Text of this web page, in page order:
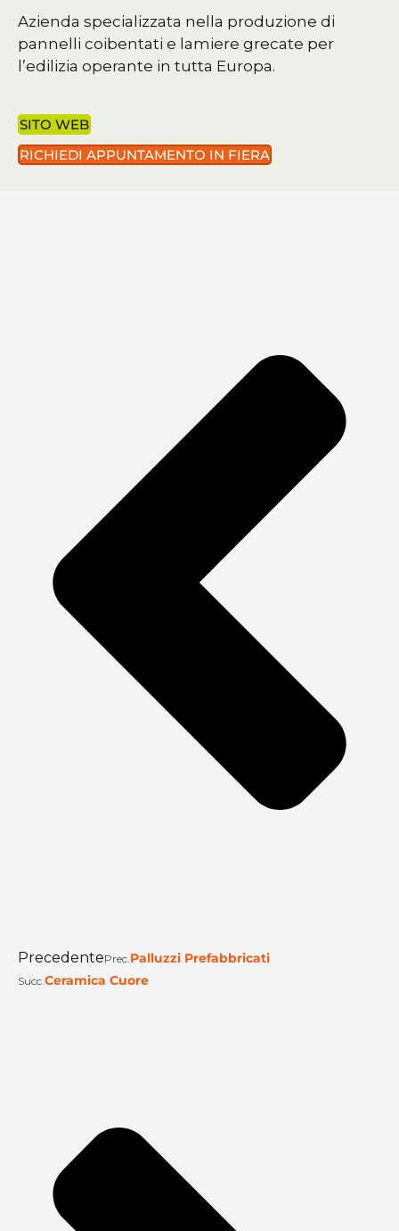
Azienda specializzata nella produzione di
pannelli coibentati e lamiere grecate per
l’edilizia operante in tutta Europa.
SITO WEB
RICHIEDI APPUNTAMENTO IN FIERA
PrecedentePrec.Palluzzi Prefabbricati
Succ.Ceramica Cuore